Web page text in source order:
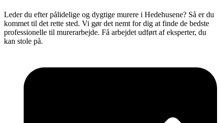
Leder du efter pålidelige og dygtige murere i Hedehusene? Så er du
kommet til det rette sted. Vi gør det nemt for dig at finde de bedste
professionelle til murerarbejde. Få arbejdet udført af eksperter, du
kan stole på.